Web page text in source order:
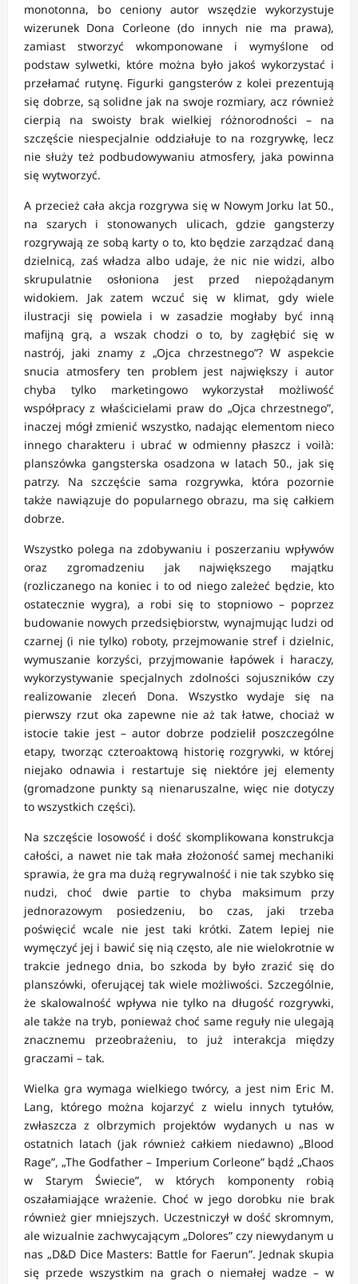
monotonna, bo ceniony autor wszędzie wykorzystuje
wizerunek Dona Corleone (do innych nie ma prawa),
zamiast stworzyć wkomponowane i wymyślone od
podstaw sylwetki, które można było jakoś wykorzystać i
przełamać rutynę. Figurki gangsterów z kolei prezentują
się dobrze, są solidne jak na swoje rozmiary, acz również
cierpią na swoisty brak wielkiej różnorodności – na
szczęście niespecjalnie oddziałuje to na rozgrywkę, lecz
nie służy też podbudowywaniu atmosfery, jaka powinna
się wytworzyć.
A przecież cała akcja rozgrywa się w Nowym Jorku lat 50.,
na szarych i stonowanych ulicach, gdzie gangsterzy
rozgrywają ze sobą karty o to, kto będzie zarządzać daną
dzielnicą, zaś władza albo udaje, że nic nie widzi, albo
skrupulatnie osłoniona jest przed niepożądanym
widokiem. Jak zatem wczuć się w klimat, gdy wiele
ilustracji się powiela i w zasadzie mogłaby być inną
mafijną grą, a wszak chodzi o to, by zagłębić się w
nastrój, jaki znamy z „Ojca chrzestnego”? W aspekcie
snucia atmosfery ten problem jest największy i autor
chyba tylko marketingowo wykorzystał możliwość
współpracy z właścicielami praw do „Ojca chrzestnego”,
inaczej mógł zmienić wszystko, nadając elementom nieco
innego charakteru i ubrać w odmienny płaszcz i voilà:
planszówka gangsterska osadzona w latach 50., jak się
patrzy. Na szczęście sama rozgrywka, która pozornie
także nawiązuje do popularnego obrazu, ma się całkiem
dobrze.
Wszystko polega na zdobywaniu i poszerzaniu wpływów
oraz zgromadzeniu jak największego majątku
(rozliczanego na koniec i to od niego zależeć będzie, kto
ostatecznie wygra), a robi się to stopniowo – poprzez
budowanie nowych przedsiębiorstw, wynajmując ludzi od
czarnej (i nie tylko) roboty, przejmowanie stref i dzielnic,
wymuszanie korzyści, przyjmowanie łapówek i haraczy,
wykorzystywanie specjalnych zdolności sojuszników czy
realizowanie zleceń Dona. Wszystko wydaje się na
pierwszy rzut oka zapewne nie aż tak łatwe, chociaż w
istocie takie jest – autor dobrze podzielił poszczególne
etapy, tworząc czteroaktową historię rozgrywki, w której
niejako odnawia i restartuje się niektóre jej elementy
(gromadzone punkty są nienaruszalne, więc nie dotyczy
to wszystkich części).
Na szczęście losowość i dość skomplikowana konstrukcja
całości, a nawet nie tak mała złożoność samej mechaniki
sprawia, że gra ma dużą regrywalność i nie tak szybko się
nudzi, choć dwie partie to chyba maksimum przy
jednorazowym posiedzeniu, bo czas, jaki trzeba
poświęcić wcale nie jest taki krótki. Zatem lepiej nie
wymęczyć jej i bawić się nią często, ale nie wielokrotnie w
trakcie jednego dnia, bo szkoda by było zrazić się do
planszówki, oferującej tak wiele możliwości. Szczególnie,
że skalowalność wpływa nie tylko na długość rozgrywki,
ale także na tryb, ponieważ choć same reguły nie ulegają
znacznemu przeobrażeniu, to już interakcja między
graczami – tak.
Wielka gra wymaga wielkiego twórcy, a jest nim Eric M.
Lang, którego można kojarzyć z wielu innych tytułów,
zwłaszcza z olbrzymich projektów wydanych u nas w
ostatnich latach (jak również całkiem niedawno) „Blood
Rage”, „The Godfather – Imperium Corleone” bądź „Chaos
w Starym Świecie”, w których komponenty robią
oszałamiające wrażenie. Choć w jego dorobku nie brak
również gier mniejszych. Uczestniczył w dość skromnym,
ale wizualnie zachwycającym „Dolores” czy niewydanym u
nas „D&D Dice Masters: Battle for Faerun”. Jednak skupia
się przede wszystkim na grach o niemałej wadze – w